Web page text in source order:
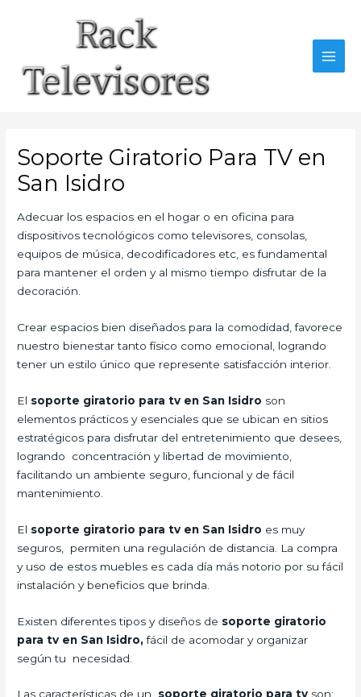
Soporte Giratorio Para TV en
San Isidro
Adecuar los espacios en el hogar o en oficina para
dispositivos tecnológicos como televisores, consolas,
equipos de música, decodificadores etc, es fundamental
para mantener el orden y al mismo tiempo disfrutar de la
decoración.
Crear espacios bien diseñados para la comodidad, favorece
nuestro bienestar tanto físico como emocional, logrando
tener un estilo único que represente satisfacción interior.
El soporte giratorio para tv en San Isidro son
elementos prácticos y esenciales que se ubican en sitios
estratégicos para disfrutar del entretenimiento que desees,
logrando concentración y libertad de movimiento,
facilitando un ambiente seguro, funcional y de fácil
mantenimiento.
El soporte giratorio para tv en San Isidro es muy
seguros, permiten una regulación de distancia. La compra
y uso de estos muebles es cada día más notorio por su fácil
instalación y beneficios que brinda.
Existen diferentes tipos y diseños de soporte giratorio
para tv en San Isidro,fácil de acomodar y organizar
según tu necesidad.
Las características de un soporte giratorio para tv son: